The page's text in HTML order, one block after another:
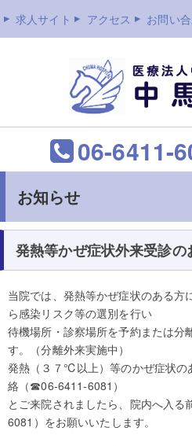
求人サイト アクセス お問い
06-6411-
お知らせ
発熱等かぜ症状外来受診の
当院では、発熱等かぜ症状のある方
ら感染リスク等の選別を行い
待機場所・診察場所を予約または分
す。（分離外来実施中）
発熱（３７℃以上）等のかぜ症状の
絡（☎06-6411-6081）
とご来院されましたら、院内へ入
6081）をお願いいたします。